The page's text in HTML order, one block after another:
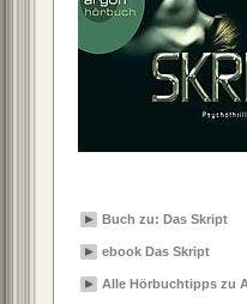
Buch zu: Das Skript
ebook Das Skript
Alle Hörbuchtipps zu